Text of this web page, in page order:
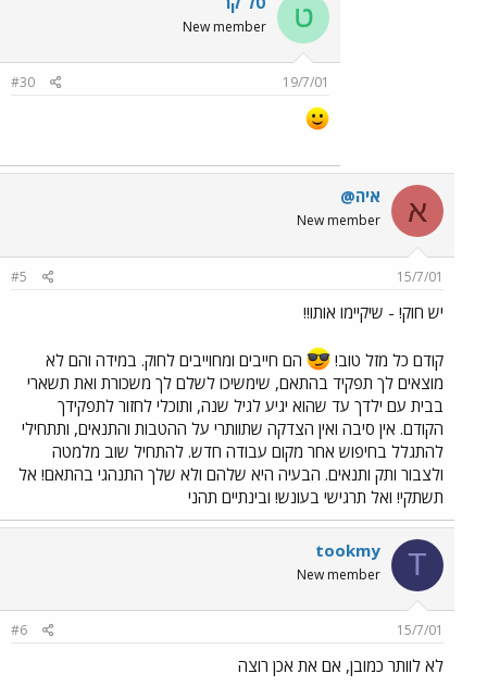
ט New member
19/7/01
#30
א איה@
New member
15/7/01
#5
יש חוק! - שיקיימו אותו!!
קודם כל מזל טוב!
הם חייבים ומחוייבים לחוק. במידה והם לא
מוצאים לך תפקיד בהתאם, שימשיכו לשלם לך משכורת ואת תשארי
בבית עם ילדך עד שהוא יגיע לגיל שנה, ותוכלי לחזור לתפקידך
הקודם. אין סיבה ואין הצדקה שתוותרי על ההטבות והתנאים, ותתחילי
להתגלל בחיפוש אחר מקום עבודה חדש. להתחיל שוב מלמטה
ולצבור ותק ותנאים. הבעיה היא שלהם ולא שלך התנהגי בהתאם! אל
תשתקי! ואל תרגישי בעונש! ובינתיים תהני
T
tookmy
New member
15/7/01
#6
לא לוותר כמובן, אם את אכן רוצה